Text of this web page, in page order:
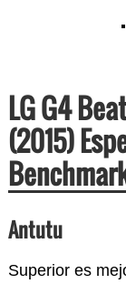
LG G4
(2015)
Antutu
Superior es